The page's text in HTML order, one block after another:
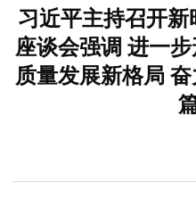
习近平主持召开
座谈会强调 进一
质量发展新格局